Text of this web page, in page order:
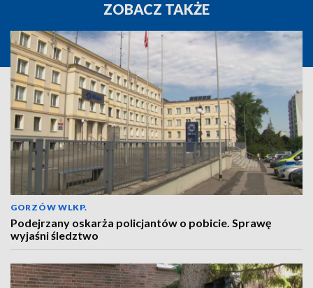
ZOBACZ TAKŻE
GORZÓW WLKP.
Podejrzany oskarża policjantów o pobicie. Sprawę
wyjaśni śledztwo